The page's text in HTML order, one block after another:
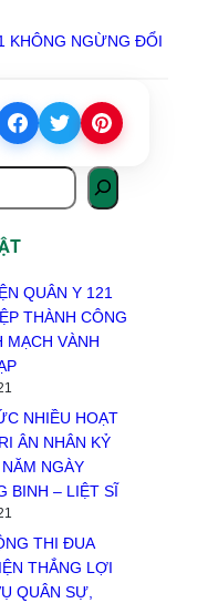
KHÔNG NGỪNG ĐỔI
QUÂN Y 121
THÀNH CÔNG
MẠCH VÀNH
NHIỀU HOẠT
ÂN NHÂN KỶ
NGÀY
BINH – LIỆT SĨ
THI ĐUA
THẮNG LỢI
QUÂN SỰ,